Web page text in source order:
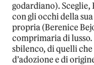
godardiano).
con gli occhi della
propria (Berenice
comprimaria di
sbilenco, di quelli
d’adozione e di